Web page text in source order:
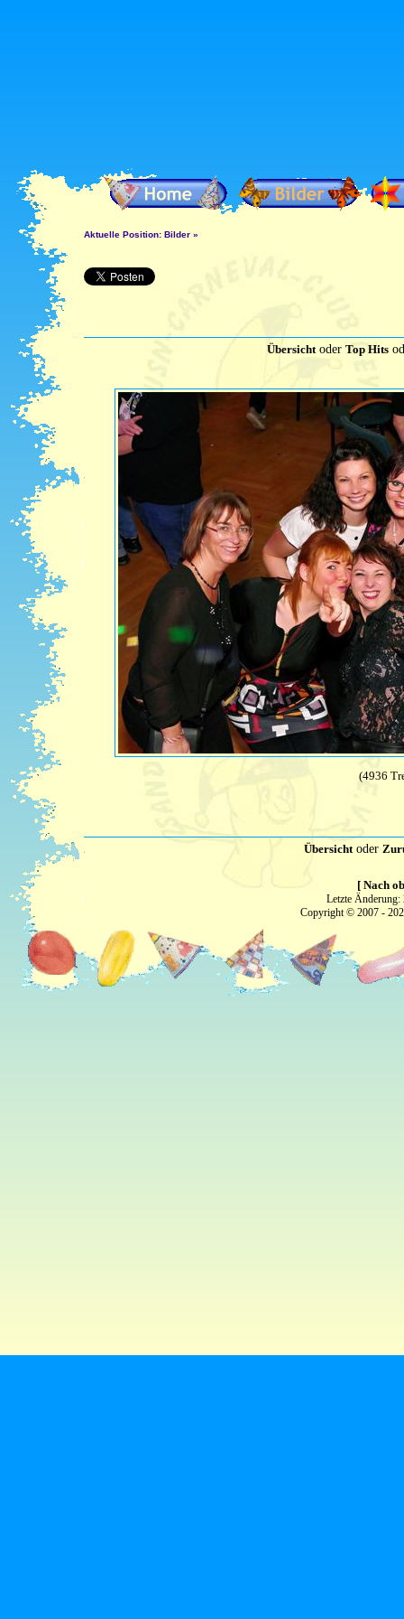
Aktuelle Position: Bilder »
ÜbersichtoderTop Hits
(4936
Übersichtoder
[ Nach
Letzte
Copyright © 2007 -